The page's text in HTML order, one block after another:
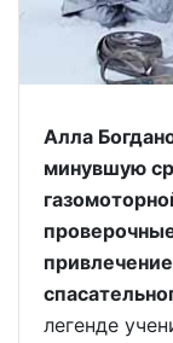
Алла
минувшую
легенде